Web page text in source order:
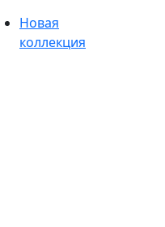
Новая
коллекция